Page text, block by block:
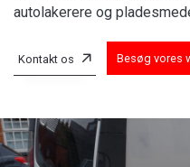
autolakerere og
Kontakt os Besøg vores